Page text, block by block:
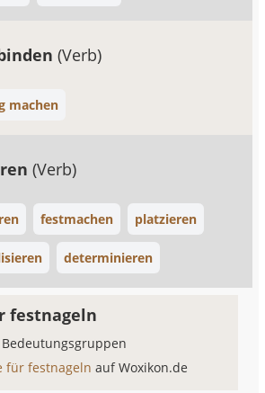
(Verb)
machen
(Verb)
festmachen platzieren
determinieren
festnageln
für festnagelnauf Woxikon.de